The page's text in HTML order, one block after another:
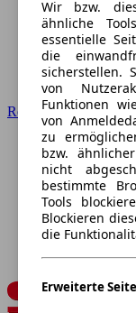
Renault
Wir bzw.
ähnliche
essentielle
die
sicherstellen.
von
Funktionen
von
zu
bzw.
nicht
bestimmte
Tools
Blockieren
die
Erweiterte